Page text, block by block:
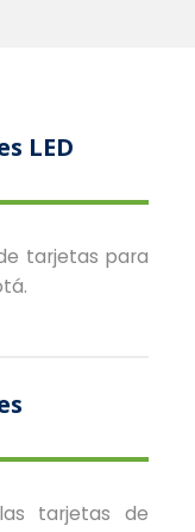
LED
tarjetas para
tarjetas de